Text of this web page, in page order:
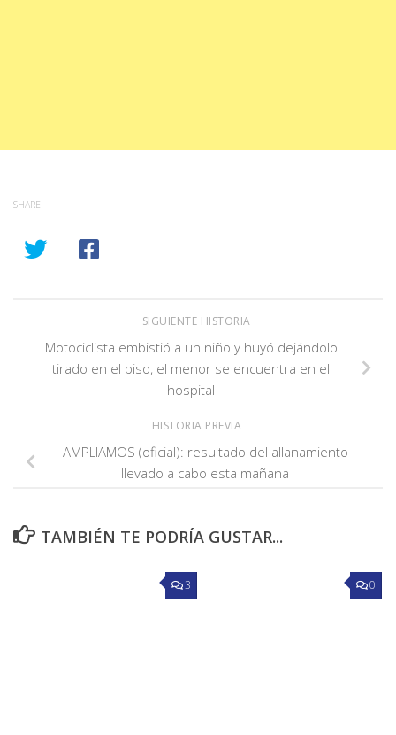
SHARE
SIGUIENTE HISTORIA
Motociclista embistió a un niño y huyó dejándolo
tirado en el piso, el menor se encuentra en el
hospital
HISTORIA PREVIA
AMPLIAMOS (oficial): resultado del allanamiento
llevado a cabo esta mañana
TAMBIÉN TE PODRÍA GUSTAR...
3 0